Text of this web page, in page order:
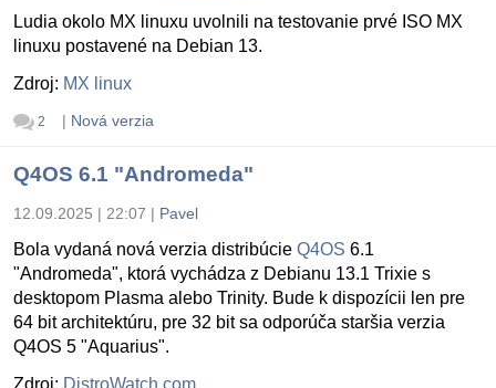
Ludia okolo MX linuxu uvolnili na testovanie prvé ISO MX
linuxu postavené na Debian 13.
Zdroj: MX linux
2 | Nová verzia
Q4OS 6.1 "Andromeda"
12.09.2025 | 22:07 | Pavel
Bola vydaná nová verzia distribúcie Q4OS 6.1
"Andromeda", ktorá vychádza z Debianu 13.1 Trixie s
desktopom Plasma alebo Trinity. Bude k dispozícii len pre
64 bit architektúru, pre 32 bit sa odporúča staršia verzia
Q4OS 5 "Aquarius".